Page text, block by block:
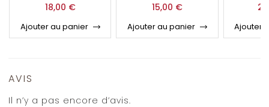
18,00 €
Ajouter au panier
15,00 €
Ajouter au panier Ajouter
AVIS
Il n’y a pas encore d’avis.